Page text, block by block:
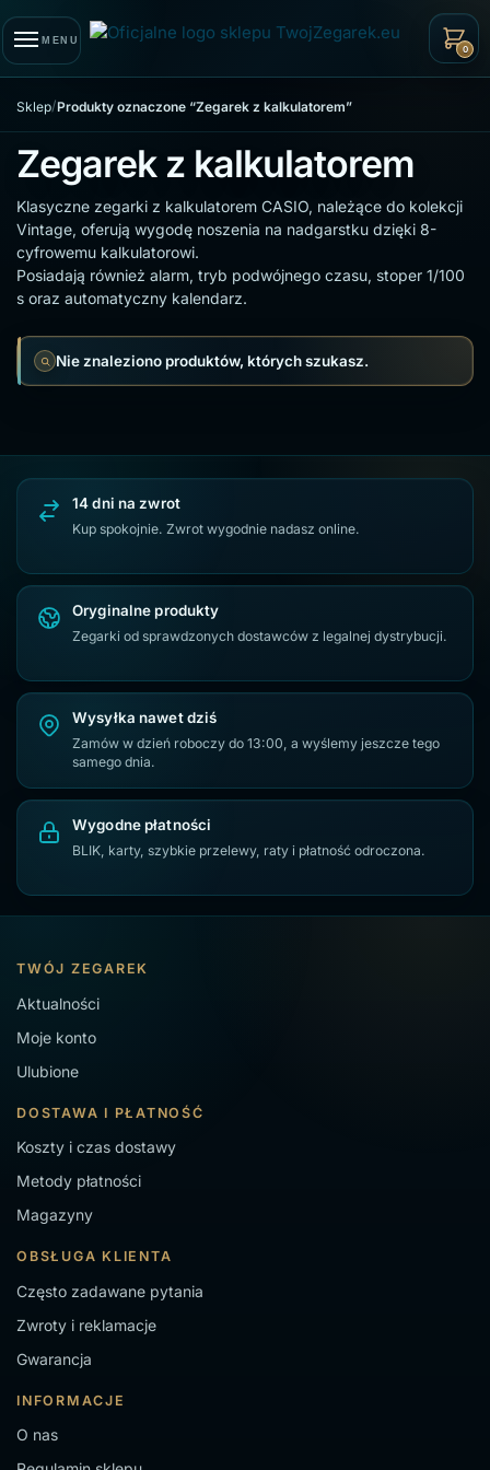
MENU
0
Sklep/Produkty oznaczone “Zegarek z kalkulatorem”
Zegarek z kalkulatorem
Klasyczne zegarki z kalkulatorem CASIO, należące do kolekcji
Vintage, oferują wygodę noszenia na nadgarstku dzięki 8-
cyfrowemu kalkulatorowi.
Posiadają również alarm, tryb podwójnego czasu, stoper 1/100
s oraz automatyczny kalendarz.
Nie znaleziono produktów, których szukasz.
14 dni na zwrot
Kup spokojnie. Zwrot wygodnie nadasz online.
Oryginalne produkty
Zegarki od sprawdzonych dostawców z legalnej dystrybucji.
Wysyłka nawet dziś
Zamów w dzień roboczy do 13:00, a wyślemy jeszcze tego
samego dnia.
Wygodne płatności
BLIK, karty, szybkie przelewy, raty i płatność odroczona.
TWÓJ ZEGAREK
Aktualności
Moje konto
Ulubione
DOSTAWA I PŁATNOŚĆ
Koszty i czas dostawy
Metody płatności
Magazyny
OBSŁUGA KLIENTA
Często zadawane pytania
Zwroty i reklamacje
Gwarancja
INFORMACJE
O nas